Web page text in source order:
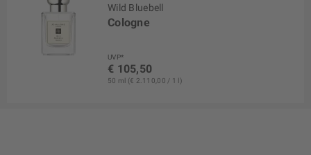
Wild Bluebell
Cologne
UVP*
€ 105,50
50 ml (€ 2.110,00 / 1 l)